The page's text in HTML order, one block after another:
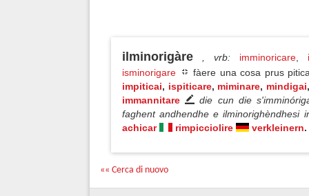
ilminorigàre , vrb: imminoricare
isminorigare
fàere una cosa prus
impiticai, ispiticare, miminare, mindigai
immannitare
die cun die
faghent andhendhe e ilminorighèndhesi
achicar
rimpicciolire verkleinern.
«« Cerca di nuovo